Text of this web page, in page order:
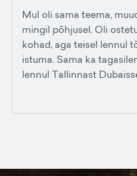
Mul oli sama teema,
mingil põhjusel. Oli
kohad, aga teisel lennul
istuma. Sama ka
lennul Tallinnast